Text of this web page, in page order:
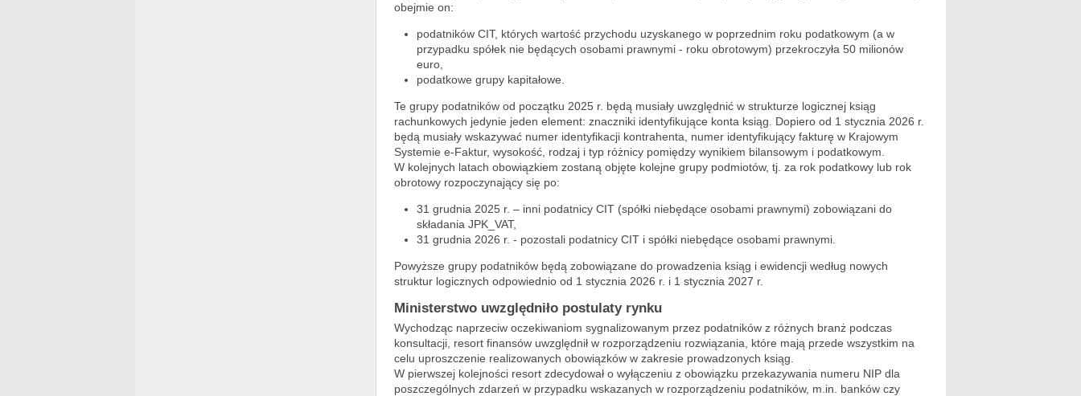
obejmie on:
podatników CIT, których wartość przychodu uzyskanego w poprzednim roku podatkowym (a w
przypadku spółek nie będących osobami prawnymi - roku obrotowym) przekroczyła 50 milionów
euro,
podatkowe grupy kapitałowe.
Te grupy podatników od początku 2025 r. będą musiały uwzględnić w strukturze logicznej ksiąg
rachunkowych jedynie jeden element: znaczniki identyfikujące konta ksiąg. Dopiero od 1 stycznia 2026 r.
będą musiały wskazywać numer identyfikacji kontrahenta, numer identyfikujący fakturę w Krajowym
Systemie e-Faktur, wysokość, rodzaj i typ różnicy pomiędzy wynikiem bilansowym i podatkowym.
W kolejnych latach obowiązkiem zostaną objęte kolejne grupy podmiotów, tj. za rok podatkowy lub rok
obrotowy rozpoczynający się po:
31 grudnia 2025 r. – inni podatnicy CIT (spółki niebędące osobami prawnymi) zobowiązani do
składania JPK_VAT,
31 grudnia 2026 r. - pozostali podatnicy CIT i spółki niebędące osobami prawnymi.
Powyższe grupy podatników będą zobowiązane do prowadzenia ksiąg i ewidencji według nowych
struktur logicznych odpowiednio od 1 stycznia 2026 r. i 1 stycznia 2027 r.
Ministerstwo uwzględniło postulaty rynku
Wychodząc naprzeciw oczekiwaniom sygnalizowanym przez podatników z różnych branż podczas
konsultacji, resort finansów uwzględnił w rozporządzeniu rozwiązania, które mają przede wszystkim na
celu uproszczenie realizowanych obowiązków w zakresie prowadzonych ksiąg.
W pierwszej kolejności resort zdecydował o wyłączeniu z obowiązku przekazywania numeru NIP dla
poszczególnych zdarzeń w przypadku wskazanych w rozporządzeniu podatników, m.in. banków czy